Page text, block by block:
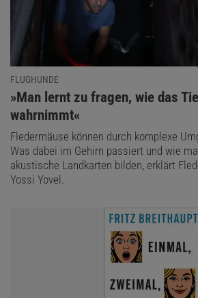
FLUGHUNDE
:
»Man lernt zu fragen, wie das
wahrnimmt«
Fledermäuse können durch komplexe
Was dabei im Gehirn passiert und wie
akustische Landkarten bilden, erklärt
Yossi Yovel.